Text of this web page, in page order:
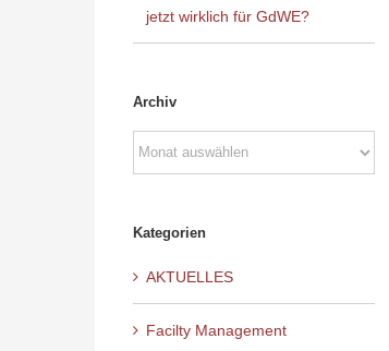
jetzt wirklich für GdWE?
Archiv
Archiv
Kategorien
AKTUELLES
Facilty Management